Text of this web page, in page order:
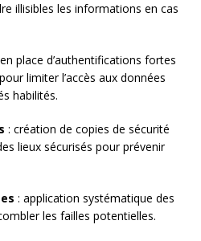
illisibles les informations en cas
place d’authentifications fortes
limiter l’accès aux données
habilités.
: création de copies de sécurité
lieux sécurisés pour prévenir
: application systématique des
les failles potentielles.